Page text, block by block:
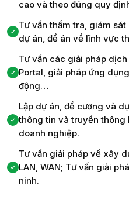
cao và theo đúng quy
Tư vấn thẩm tra, giám
dự án, đề án về lĩnh vực
Tư vấn các giải pháp
Portal, giải pháp ứng
động…
Lập dự án, đề cương và
thông tin và truyền thông
doanh nghiệp.
Tư vấn giải pháp về xây
LAN, WAN; Tư vấn giải
ninh.